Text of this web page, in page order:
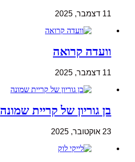
11 דצמבר, 2025
וועדה קרואה
11 דצמבר, 2025
בן גוריון של קריית שמונה
23 אוקטובר, 2025